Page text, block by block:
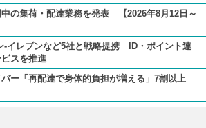
の集荷・配達業務を発表 【2026年8月12日～
-イレブンなど5社と戦略提携 ID・ポイント連
スを推進
ー「再配達で身体的負担が増える」7割以上